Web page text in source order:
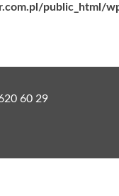
public_html/
60 29